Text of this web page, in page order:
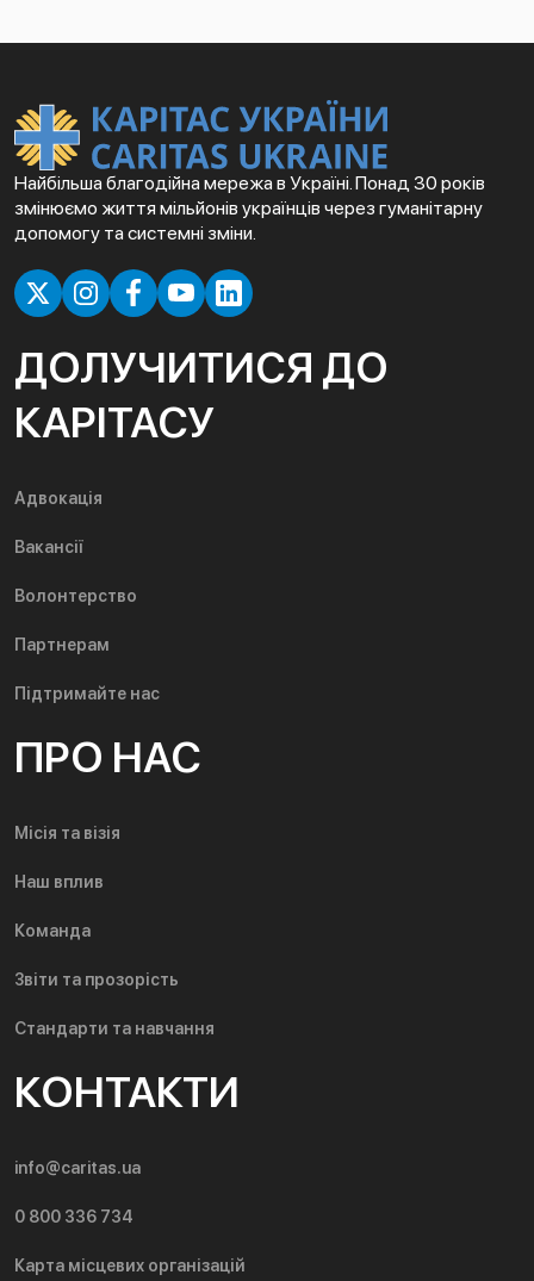
Найбільша благодійна мережа в Україні. Понад 30 років
змінюємо життя мільйонів українців через гуманітарну
допомогу та системні зміни.
ДОЛУЧИТИСЯ ДО
КАРІТАСУ
Адвокація
Вакансії
Волонтерство
Партнерам
Підтримайте нас
ПРО НАС
Місія та візія
Наш вплив
Команда
Звіти та прозорість
Стандарти та навчання
КОНТАКТИ
info@caritas.ua
0 800 336 734
Карта місцевих організацій